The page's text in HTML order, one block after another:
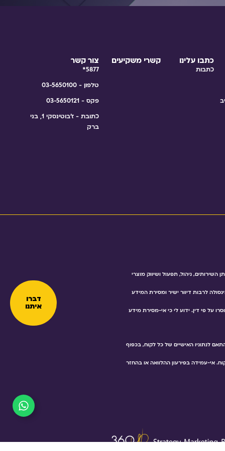
כתבו עלינו
כתבות
קשרי משקיעים צור קשר
5877*
טלפון - 03-5650100
פקס - 03-5650121
כתובת - ז'בוטינסקי 1, בני
ברק
ניהול, תפעול ושיווק מוצרי
לרבות דיוור ישיר ומסירת המידע
על פי דין. ידוע לי כי אי-מסירת מידע
לנתוניו האישיים של כל לקוח, בכפוף
אי-עמידה בפירעון ההלוואה או בהחזר
דברו
איתנו